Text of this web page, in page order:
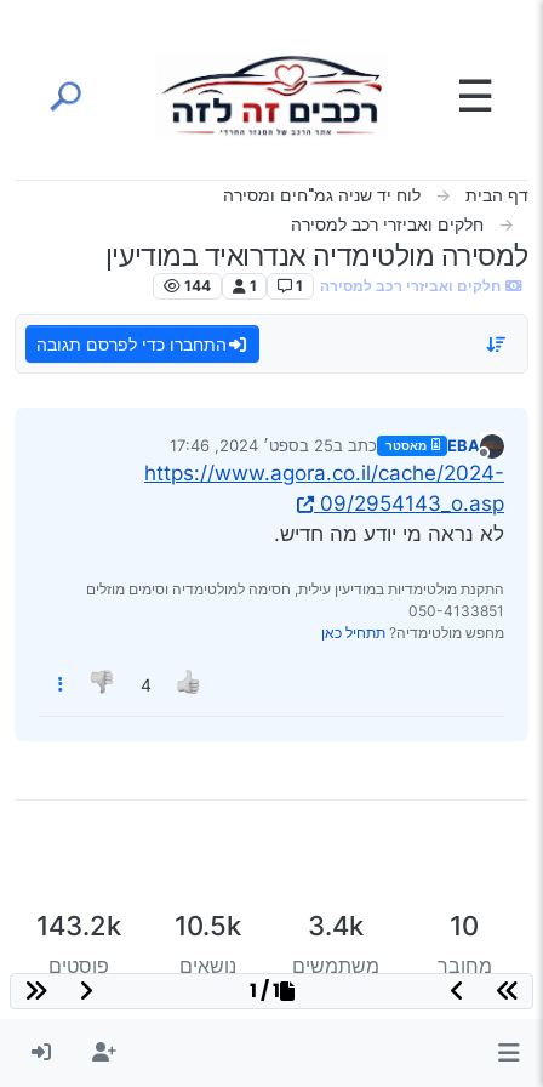
☰
דף הבית
לוח יד שניה גמ"חים ומסירה
חלקים ואביזרי רכב למסירה
למסירה מולטימדיה אנדרואיד במודיעין
חלקים ואביזרי רכב למסירה 1
1
144
התחברו כדי לפרסם תגובה
מנותק
EBA מאסטר כתב ב25 בספט׳ 2024, 17:46
נערך לאחרונה על ידי
https://www.agora.co.il/cache/2024-
09/2954143_o.asp
לא נראה מי יודע מה חדיש.
התקנת מולטימדיות במודיעין עילית, חסימה למולטימדיה וסימים מוזלים
050-4133851
מחפש מולטימדיה? תתחיל כאן
4
10
מחובר
3.4k
משתמשים
10.5k
נושאים
143.2k
פוסטים
1 / 1